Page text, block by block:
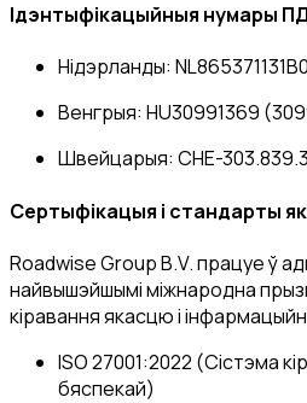
Ідэнтыфікацыйныя нумары
Нідэрланды:
Венгрыя: HU30991369
Швейцарыя: CHE-
Сертыфікацыя і стандарты
Roadwise Group B.V. працуе ў
найвышэйшымі міжнародна
кіравання якасцю і
ISO 27001:2022 (Сістэма
бяспекай)